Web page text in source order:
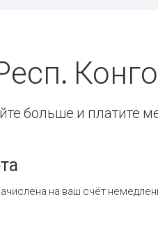
больше и платите
на ваш счёт